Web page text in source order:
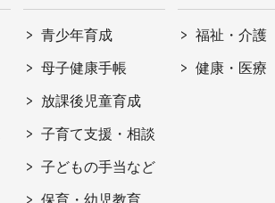
青少年育成
母子健康手帳
放課後児童育成
子育て支援・相談
子どもの手当など
福祉・介護
健康・医療